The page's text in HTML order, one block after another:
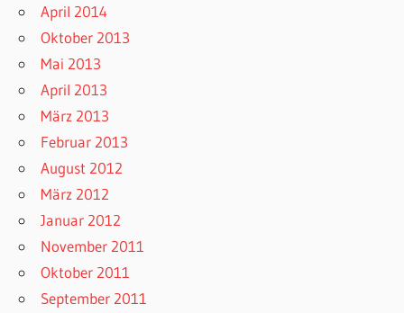
April 2014
Oktober 2013
Mai 2013
April 2013
März 2013
Februar 2013
August 2012
März 2012
Januar 2012
November 2011
Oktober 2011
September 2011